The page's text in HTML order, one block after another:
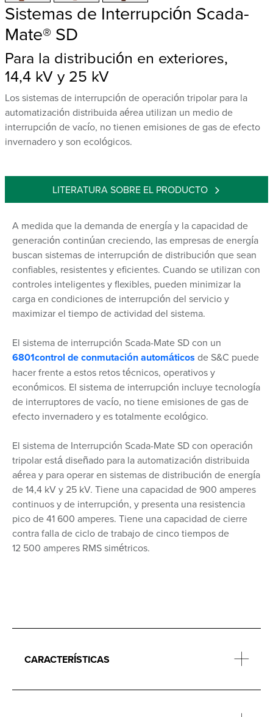
Sistemas de Interrupción Scada-
Mate® SD
Para la distribución en exteriores,
14,4 kV y 25 kV
Los sistemas de interrupción de operación tripolar para la
automatización distribuida aérea utilizan un medio de
interrupción de vacío, no tienen emisiones de gas de efecto
invernadero y son ecológicos.
LITERATURA SOBRE EL PRODUCTO
A medida que la demanda de energía y la capacidad de
generación continúan creciendo, las empresas de energía
buscan sistemas de interrupción de distribución que sean
confiables, resistentes y eficientes. Cuando se utilizan con
controles inteligentes y flexibles, pueden minimizar la
carga en condiciones de interrupción del servicio y
maximizar el tiempo de actividad del sistema.
El sistema de interrupción Scada-Mate SD con un
6801control de conmutación automáticos de S&C puede
hacer frente a estos retos técnicos, operativos y
económicos. El sistema de interrupción incluye tecnología
de interruptores de vacío, no tiene emisiones de gas de
efecto invernadero y es totalmente ecológico.
El sistema de Interrupción Scada-Mate SD con operación
tripolar está diseñado para la automatización distribuida
aérea y para operar en sistemas de distribución de energía
de 14,4 kV y 25 kV. Tiene una capacidad de 900 amperes
continuos y de interrupción, y presenta una resistencia
pico de 41 600 amperes. Tiene una capacidad de cierre
contra falla de ciclo de trabajo de cinco tiempos de
12 500 amperes RMS simétricos.
CARACTERÍSTICAS